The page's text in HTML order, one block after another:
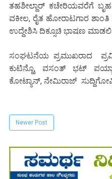
ತಹಶೀಲ್ದಾರ್ ಕಚೇರಿಯವರೆಗೆ
ವಕೀಲ, ರೈತ ಹೋರಾಟಗಾರ ಶಾಂತಿ
ಉದ್ದೇಶಿಸಿ ದಿಕ್ಸೂಚಿ ಭಾಷಣ
ಸಂಘಟನೆಯ ಪ್ರಮುಖರಾದ
ಕುಟಿನ್ಹೊ, ವಸಂತ್ ಭಟ್
ಕೋಟ್ಯಾನ್, ನೇಮಿರಾಜ್
Newer Post